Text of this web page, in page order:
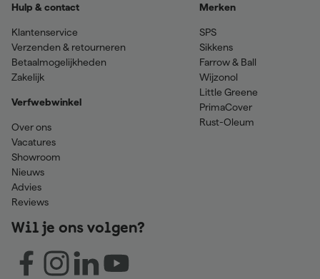
Hulp & contact
Klantenservice
Verzenden & retourneren
Betaalmogelijkheden
Zakelijk
Verfwebwinkel
Over ons
Vacatures
Showroom
Nieuws
Advies
Reviews
Merken
SPS
Sikkens
Farrow & Ball
Wijzonol
Little Greene
PrimaCover
Rust-Oleum
Wil je ons volgen?